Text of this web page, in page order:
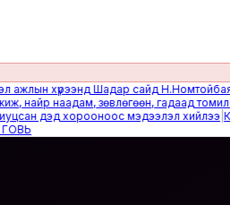
хүрээнд Шадар сайд Н.Номтойбаяр
наадам, зөвлөгөөн, гадаад томилолтыг
дэд хорооноос мэдээлэл хийлээ|КОП17